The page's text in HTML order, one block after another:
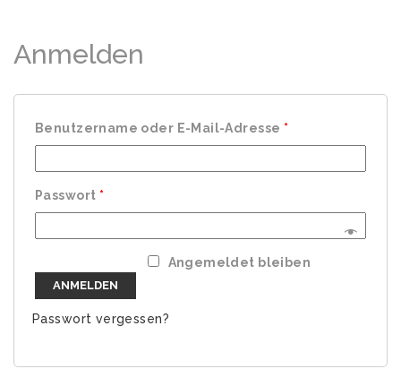
Anmelden
Benutzername oder E-Mail-Adresse *
Passwort *
Angemeldet bleiben
ANMELDEN
Passwort vergessen?